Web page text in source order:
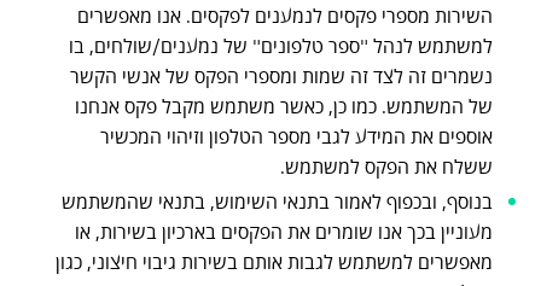
השירות מספרי פקסים לנמענים לפקסים. אנו מאפשרים
למשתמש לנהל "ספר טלפונים" של נמענים/שולחים, בו
נשמרים זה לצד זה שמות ומספרי הפקס של אנשי הקשר
של המשתמש. כמו כן, כאשר משתמש מקבל פקס אנחנו
אוספים את המידע לגבי מספר הטלפון וזיהוי המכשיר
ששלח את הפקס למשתמש.
בנוסף, ובכפוף לאמור בתנאי השימוש, בתנאי שהמשתמש
מעוניין בכך אנו שומרים את הפקסים בארכיון בשירות, או
מאפשרים למשתמש לגבות אותם בשירות גיבוי חיצוני, כגון